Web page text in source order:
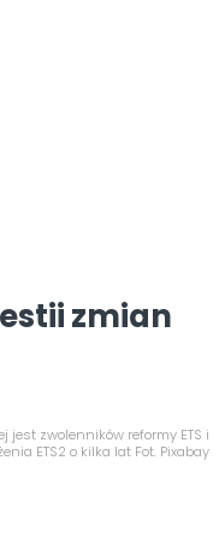
zmian
jest zwolenników reformy ETS i
ETS2 o kilka lat Fot. Pixabay